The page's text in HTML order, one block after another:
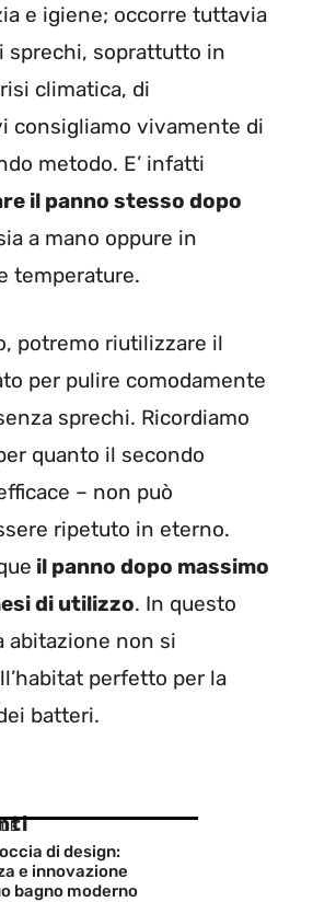
e igiene; occorre tuttavia
sprechi, soprattutto in
climatica, di
consigliamo vivamente di
metodo. E’ infatti
il panno stesso dopo
a mano oppure in
temperature.
potremo riutilizzare il
per pulire comodamente
sprechi. Ricordiamo
quanto il secondo
– non può
ripetuto in eterno.
il panno dopo massimo
di utilizzo. In questo
abitazione non si
perfetto per la
batteri.
di design:
e innovazione
bagno moderno